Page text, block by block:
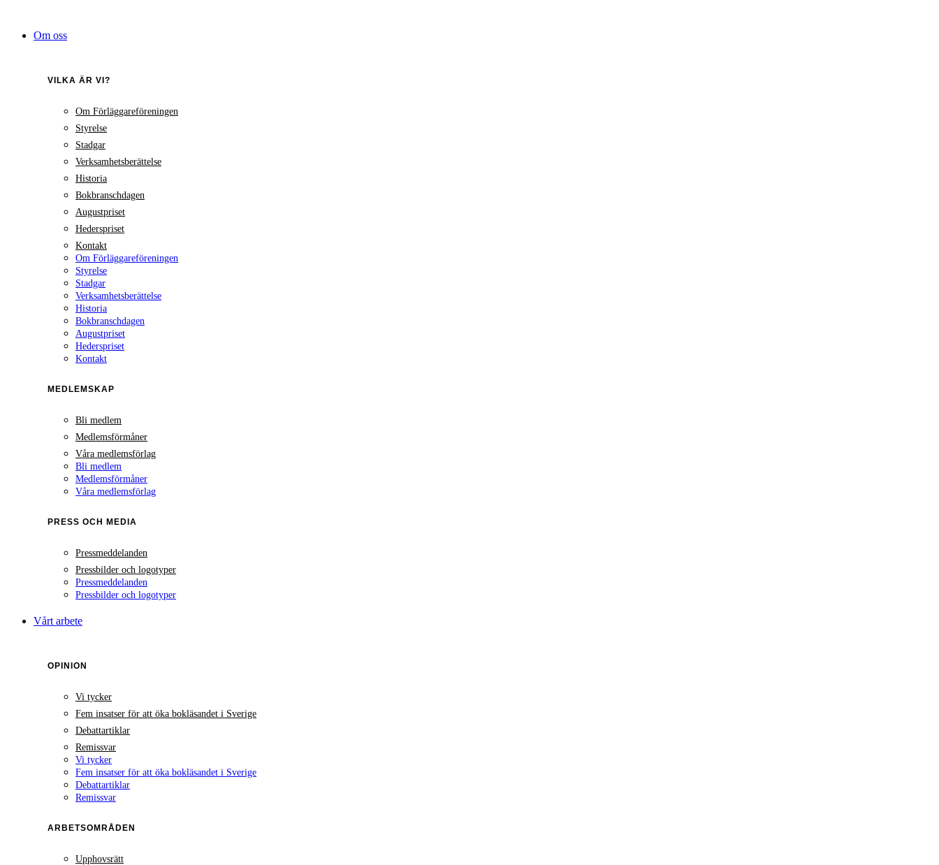
innehållOm oss
VILKA ÄR VI?
Om Förläggareföreningen
Styrelse
Stadgar
Verksamhetsberättelse
Historia
Bokbranschdagen
Augustpriset
Hederspriset
Kontakt
Om Förläggareföreningen
Styrelse
Stadgar
Verksamhetsberättelse
Historia
Bokbranschdagen
Augustpriset
Hederspriset
Kontakt
MEDLEMSKAP
Bli medlem
Medlemsförmåner
Våra medlemsförlag
Bli medlem
Medlemsförmåner
Våra medlemsförlag
PRESS OCH MEDIA
Pressmeddelanden
Pressbilder och logotyper
Pressmeddelanden
Pressbilder och logotyper
Vårt arbete
OPINION
Vi tycker
Fem insatser för att öka bokläsandet i Sverige
Debattartiklar
Remissvar
Vi tycker
Fem insatser för att öka bokläsandet i Sverige
Debattartiklar
Remissvar
ARBETSOMRÅDEN
Upphovsrätt